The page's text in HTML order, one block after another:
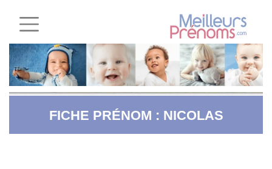
FICHE PRÉNOM : NICOLAS